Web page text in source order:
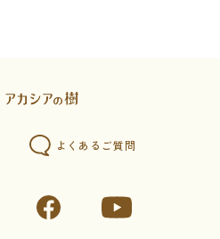
よくあるご質問